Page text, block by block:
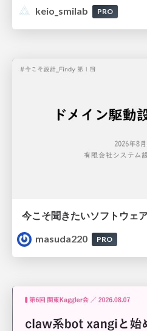
keio_smilab
PRO
masuda220
PRO